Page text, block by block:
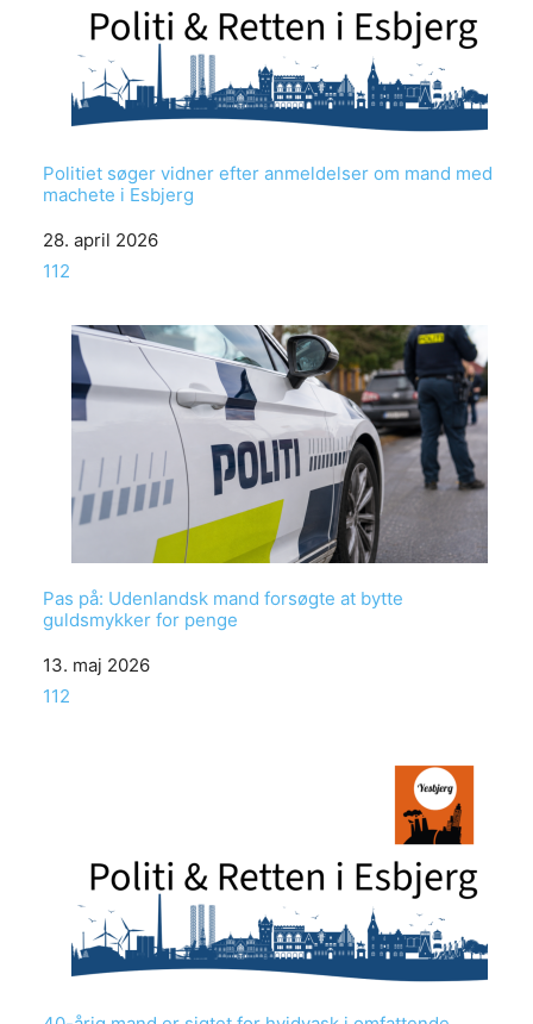
Politiet søger vidner efter anmeldelser om mand med
machete i Esbjerg
Date
28. april 2026
In relation to
112
Pas på: Udenlandsk mand forsøgte at bytte
guldsmykker for penge
Date
13. maj 2026
In relation to
112